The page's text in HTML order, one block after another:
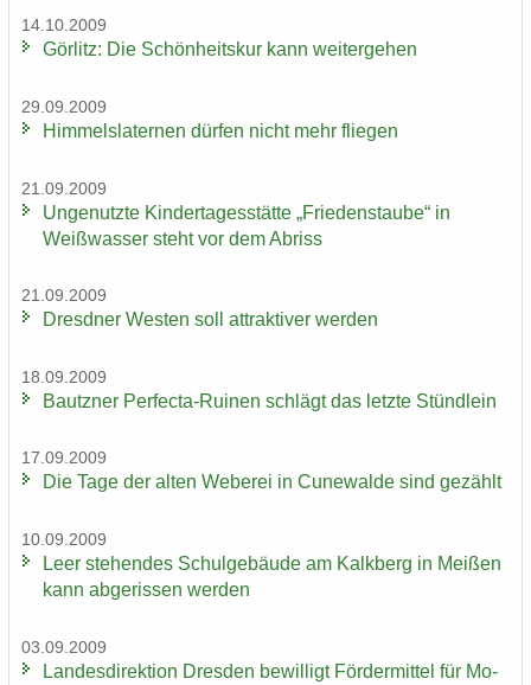
14.10.2009
Gör­litz: Die Schön­heits­kur kann wei­ter­ge­hen
29.09.2009
Him­mels­la­ter­nen dür­fen nicht mehr flie­gen
21.09.2009
Un­ge­nutz­te Kin­der­ta­ges­stät­te „Frie­dens­tau­be“ in
Weiß­was­ser steht vor dem Ab­riss
21.09.2009
Dresd­ner Wes­ten soll at­trak­ti­ver wer­den
18.09.2009
Bautz­ner Perfecta-​Ruinen schlägt das letz­te Stünd­lein
17.09.2009
Die Tage der alten We­be­rei in Cu­n­e­wal­de sind ge­zählt
10.09.2009
Leer ste­hen­des Schul­ge­bäu­de am Kalk­berg in Mei­ßen
kann ab­ge­ris­sen wer­den
03.09.2009
Lan­des­di­rek­ti­on Dres­den be­wil­ligt För­der­mit­tel für Mo­